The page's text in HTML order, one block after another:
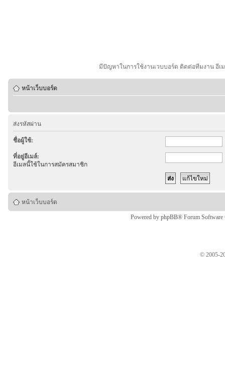
มีปัญหาในการใช้งานเวบบอร์ด ติดต่อทีมงาน อีเ
หน้าเว็บบอร์ด
ส่งรหัสผ่าน
ชื่อผู้ใช้:
ที่อยู่อีเมล์:
อีเมลนี้ใช้ในการสมัครสมาชิก
หน้าเว็บบอร์ด
Powered by phpBB® Forum
© 2005-